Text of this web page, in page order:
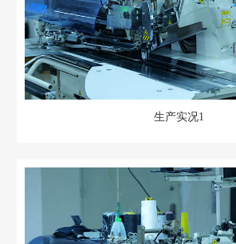
生产实况1